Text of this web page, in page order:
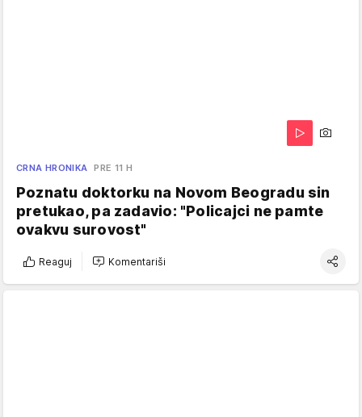
CRNA HRONIKA PRE 11 H
Poznatu doktorku na Novom Beogradu sin
pretukao, pa zadavio: "Policajci ne pamte
ovakvu surovost"
Reaguj Komentariši